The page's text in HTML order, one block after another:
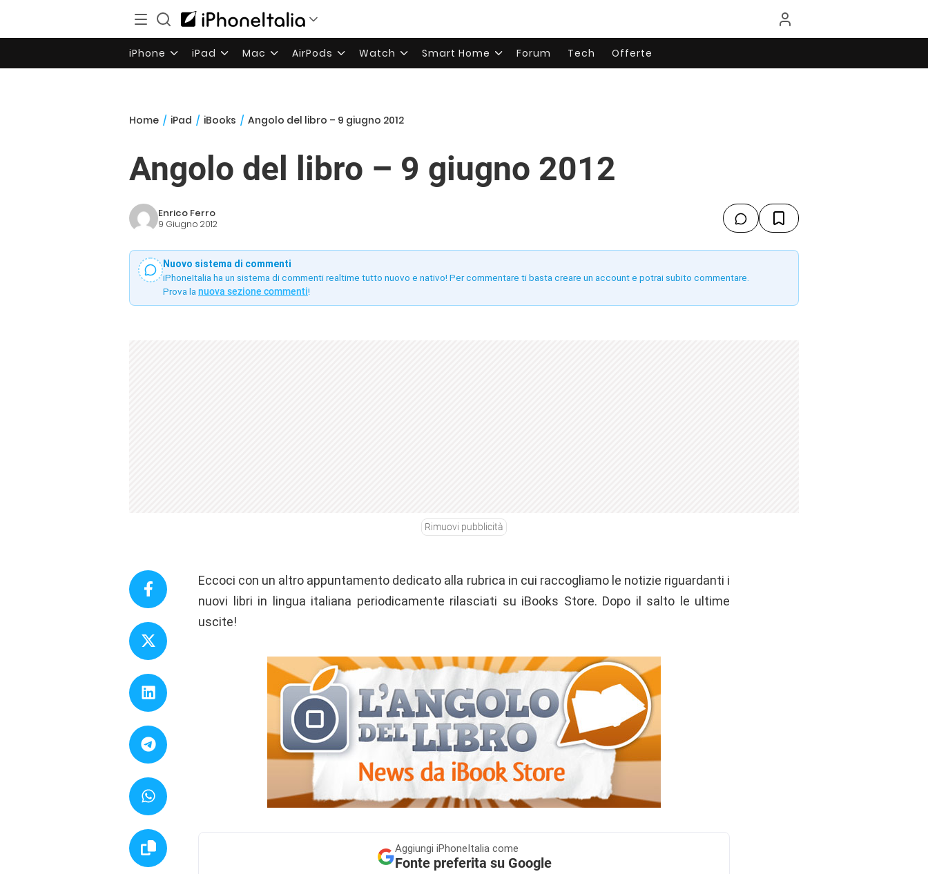
iPhone iPad Mac AirPods Watch Smart Home Forum Tech Offerte
Home / iPad / iBooks / Angolo del libro – 9 giugno 2012
Angolo del libro – 9 giugno 2012
Enrico Ferro
9 Giugno 2012
Nuovo sistema di commenti
iPhoneItalia ha un sistema di commenti realtime tutto nuovo e nativo! Per commentare ti basta creare un account e potrai subito commentare.
Prova la nuova sezione commenti!
Rimuovi pubblicità
Eccoci con un altro appuntamento dedicato alla rubrica in cui raccogliamo le notizie riguardanti i
nuovi libri in lingua italiana periodicamente rilasciati su iBooks Store. Dopo il salto le ultime
uscite!
Aggiungi iPhoneItalia come
Fonte preferita su Google